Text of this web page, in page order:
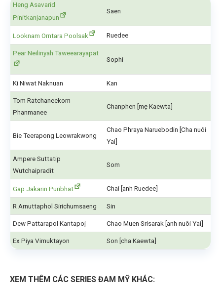
Heng Asavarid
Pinitkanjanapun
Saen
Looknam Orntara Poolsak Ruedee
Pear Neilinyah Taweearayapat
Sophi
Ki Niwat Naknuan Kan
Tom Ratchaneekorn
Phanmanee
Chanphen [mẹ Kaewta]
Bie Teerapong Leowrakwong
Chao Phraya Naruebodin [Cha nuôi
Yai]
Ampere Suttatip
Wutchaipradit
Som
Gap Jakarin Puribhat Chai [anh Ruedee]
R Arnuttaphol Sirichumsaeng Sin
Dew Pattarapol Kantapoj Chao Muen Srisarak [anh nuôi Yai]
Ex Piya Vimuktayon Son [cha Kaewta]
XEM THÊM CÁC SERIES ĐAM MỸ KHÁC: